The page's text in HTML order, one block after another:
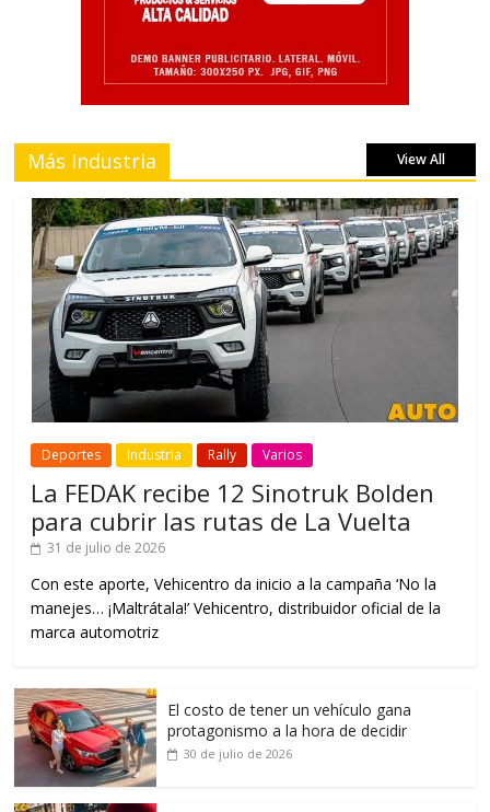
Más Industria View All
Deportes Industria Rally Varios
La FEDAK recibe 12 Sinotruk Bolden
para cubrir las rutas de La Vuelta
31 de julio de 2026
Con este aporte, Vehicentro da inicio a la campaña ‘No la
manejes… ¡Maltrátala!’ Vehicentro, distribuidor oficial de la
marca automotriz
El costo de tener un vehículo gana
protagonismo a la hora de decidir
30 de julio de 2026